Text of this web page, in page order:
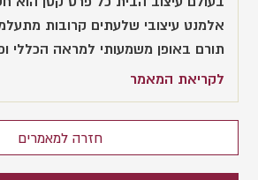
אלמנט עיצובי שלעתים קרובות
תורם באופן משמעותי למראה הכללי
לקריאת המאמר
חזרה למאמרים